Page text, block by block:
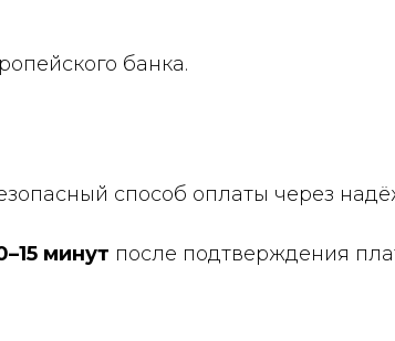
банка.
способ оплаты через
минут после подтверждения